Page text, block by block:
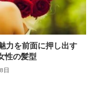
力を前面に押し出す
性の髪型
日